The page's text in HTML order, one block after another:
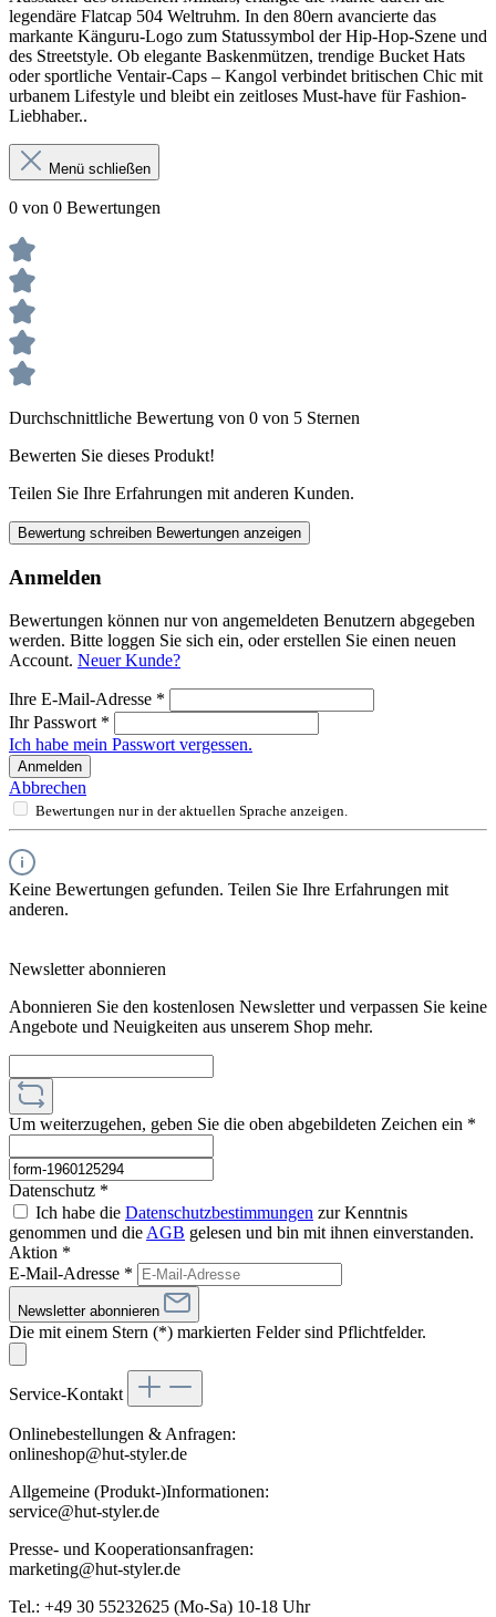
legendäre Flatcap 504 Weltruhm. In den 80ern avancierte das
markante Känguru-Logo zum Statussymbol der Hip-Hop-Szene und
des Streetstyle. Ob elegante Baskenmützen, trendige Bucket Hats
oder sportliche Ventair-Caps – Kangol verbindet britischen Chic mit
urbanem Lifestyle und bleibt ein zeitloses Must-have für Fashion-
Liebhaber..
Menü schließen
0 von 0 Bewertungen
Durchschnittliche Bewertung von 0 von 5 Sternen
Bewerten Sie dieses Produkt!
Teilen Sie Ihre Erfahrungen mit anderen Kunden.
Bewertung schreiben Bewertungen anzeigen
Anmelden
Bewertungen können nur von angemeldeten Benutzern abgegeben
werden. Bitte loggen Sie sich ein, oder erstellen Sie einen neuen
Account. Neuer Kunde?
Ihre E-Mail-Adresse *
Ihr Passwort *
Ich habe mein Passwort vergessen.
Anmelden
Abbrechen
Bewertungen nur in der aktuellen Sprache anzeigen.
Keine Bewertungen gefunden. Teilen Sie Ihre Erfahrungen mit
anderen.
Newsletter abonnieren
Abonnieren Sie den kostenlosen Newsletter und verpassen Sie keine
Angebote und Neuigkeiten aus unserem Shop mehr.
Um weiterzugehen, geben Sie die oben abgebildeten Zeichen ein *
Datenschutz *
Ich habe die Datenschutzbestimmungen zur Kenntnis
genommen und die AGB gelesen und bin mit ihnen einverstanden.
Aktion *
E-Mail-Adresse *
Newsletter abonnieren
Die mit einem Stern (*) markierten Felder sind Pflichtfelder.
Service-Kontakt
Onlinebestellungen & Anfragen:
onlineshop@hut-styler.de
Allgemeine (Produkt-)Informationen:
service@hut-styler.de
Presse- und Kooperationsanfragen:
marketing@hut-styler.de
Tel.: +49 30 55232625 (Mo-Sa) 10-18 Uhr